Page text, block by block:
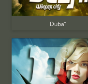
Dubaï